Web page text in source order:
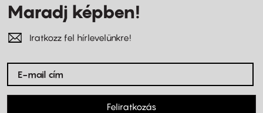
Maradj képben!
Iratkozz fel hírlevelünkre!
Feliratkozás